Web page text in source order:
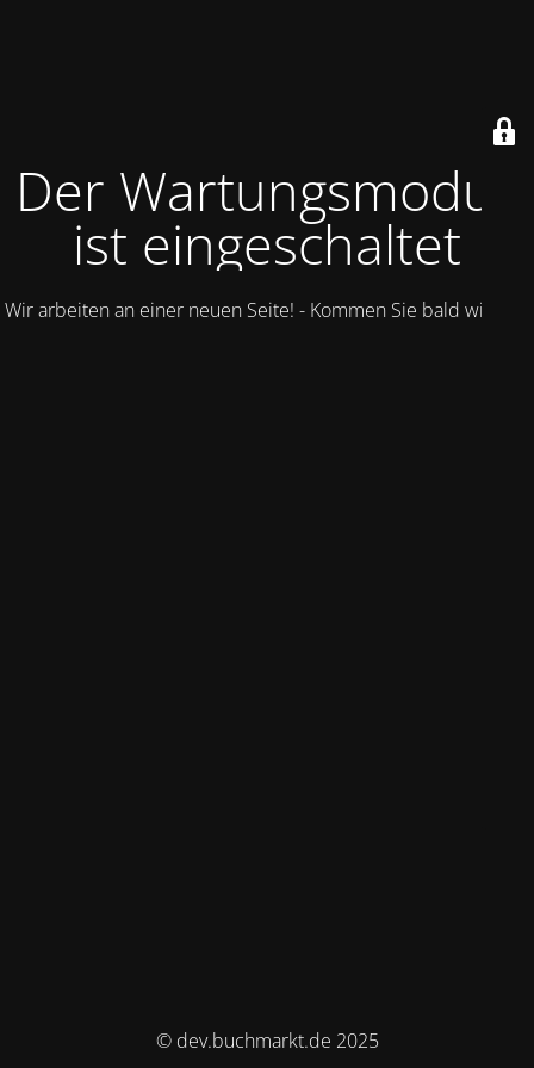
Der Wartungsmodus
ist eingeschaltet
Wir arbeiten an einer neuen Seite! - Kommen Sie bald wieder.
© dev.buchmarkt.de 2025